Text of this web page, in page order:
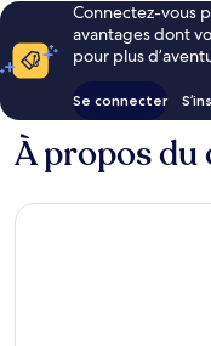
Connectez-vous
avantages dont
pour plus
Se connecter
À propos